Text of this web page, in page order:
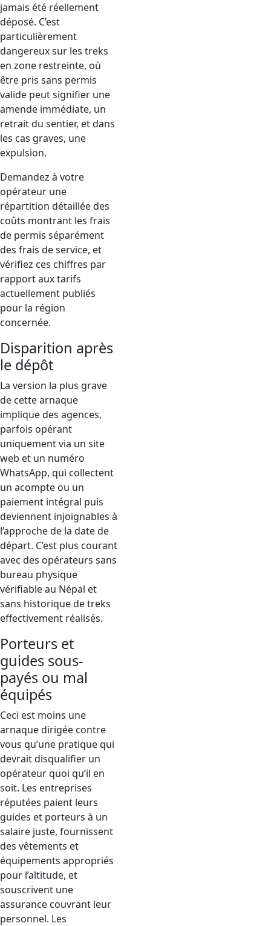
jamais été réellement
déposé. C’est
particulièrement
dangereux sur les treks
en zone restreinte, où
être pris sans permis
valide peut signifier une
amende immédiate, un
retrait du sentier, et dans
les cas graves, une
expulsion.
Demandez à votre
opérateur une
répartition détaillée des
coûts montrant les frais
de permis séparément
des frais de service, et
vérifiez ces chiffres par
rapport aux tarifs
actuellement publiés
pour la région
concernée.
Disparition après
le dépôt
La version la plus grave
de cette arnaque
implique des agences,
parfois opérant
uniquement via un site
web et un numéro
WhatsApp, qui collectent
un acompte ou un
paiement intégral puis
deviennent injoignables à
l’approche de la date de
départ. C’est plus courant
avec des opérateurs sans
bureau physique
vérifiable au Népal et
sans historique de treks
effectivement réalisés.
Porteurs et
guides sous-
payés ou mal
équipés
Ceci est moins une
arnaque dirigée contre
vous qu’une pratique qui
devrait disqualifier un
opérateur quoi qu’il en
soit. Les entreprises
réputées paient leurs
guides et porteurs à un
salaire juste, fournissent
des vêtements et
équipements appropriés
pour l’altitude, et
souscrivent une
assurance couvrant leur
personnel. Les